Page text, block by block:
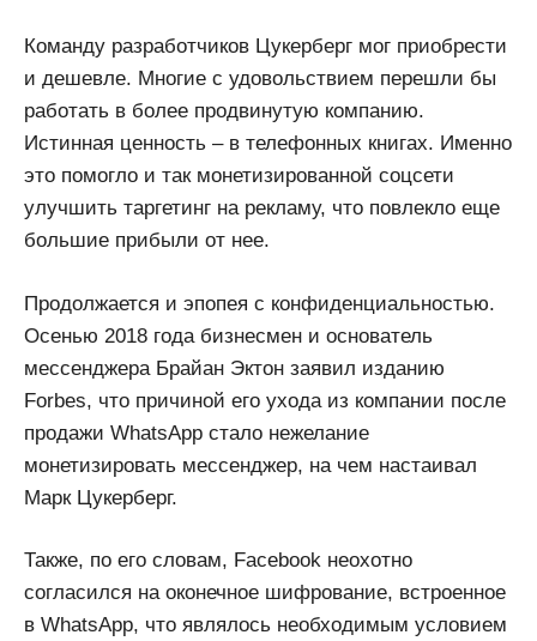
Команду разработчиков Цукерберг мог приобрести
и дешевле. Многие с удовольствием перешли бы
работать в более продвинутую компанию.
Истинная ценность – в телефонных книгах. Именно
это помогло и так монетизированной соцсети
улучшить таргетинг на рекламу, что повлекло еще
большие прибыли от нее.
Продолжается и эпопея с конфиденциальностью.
Осенью 2018 года бизнесмен и основатель
мессенджера Брайан Эктон заявил изданию
Forbes, что причиной его ухода из компании после
продажи WhatsApp стало нежелание
монетизировать мессенджер, на чем настаивал
Марк Цукерберг.
Также, по его словам, Facebook неохотно
согласился на оконечное шифрование, встроенное
в WhatsApp, что являлось необходимым условием